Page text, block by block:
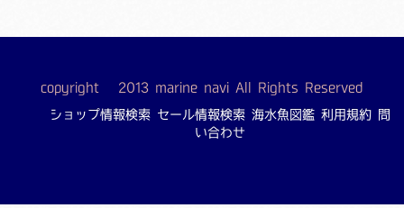
copyright © 2013 marine navi All Rights Reserved
ショップ情報検索 セール情報検索 海水魚図鑑 利用規約
問
い合わせ